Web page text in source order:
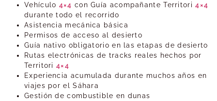
Vehículo 4×4 con Guía acompañante Territori4×4
durante todo el recorrido
Asistencia mecánica básica
Permisos de acceso al desierto
Guía nativo obligatorio en las etapas de desierto
Rutas electrónicas de tracks reales hechos por
Territori 4×4
Experiencia acumulada durante muchos años en
viajes por el Sáhara
Gestión de combustible en dunas